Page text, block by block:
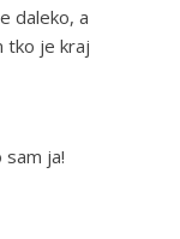
daleko, a
tko je kraj
ja!